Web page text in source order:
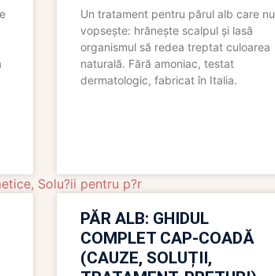
Un tratament pentru părul alb care nu
vopsește: hrănește scalpul și lasă
organismul să redea treptat culoarea
naturală. Fără amoniac, testat
dermatologic, fabricat în Italia.
, Solu?ii pentru p?r
PĂR ALB: GHIDUL
COMPLET CAP-COADĂ
(CAUZE, SOLUȚII,